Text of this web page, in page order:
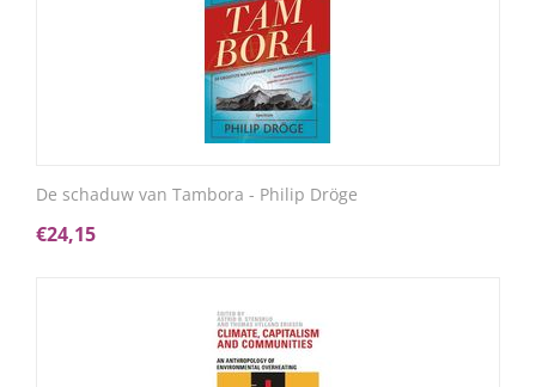
De schaduw van Tambora - Philip Dröge
€24,15